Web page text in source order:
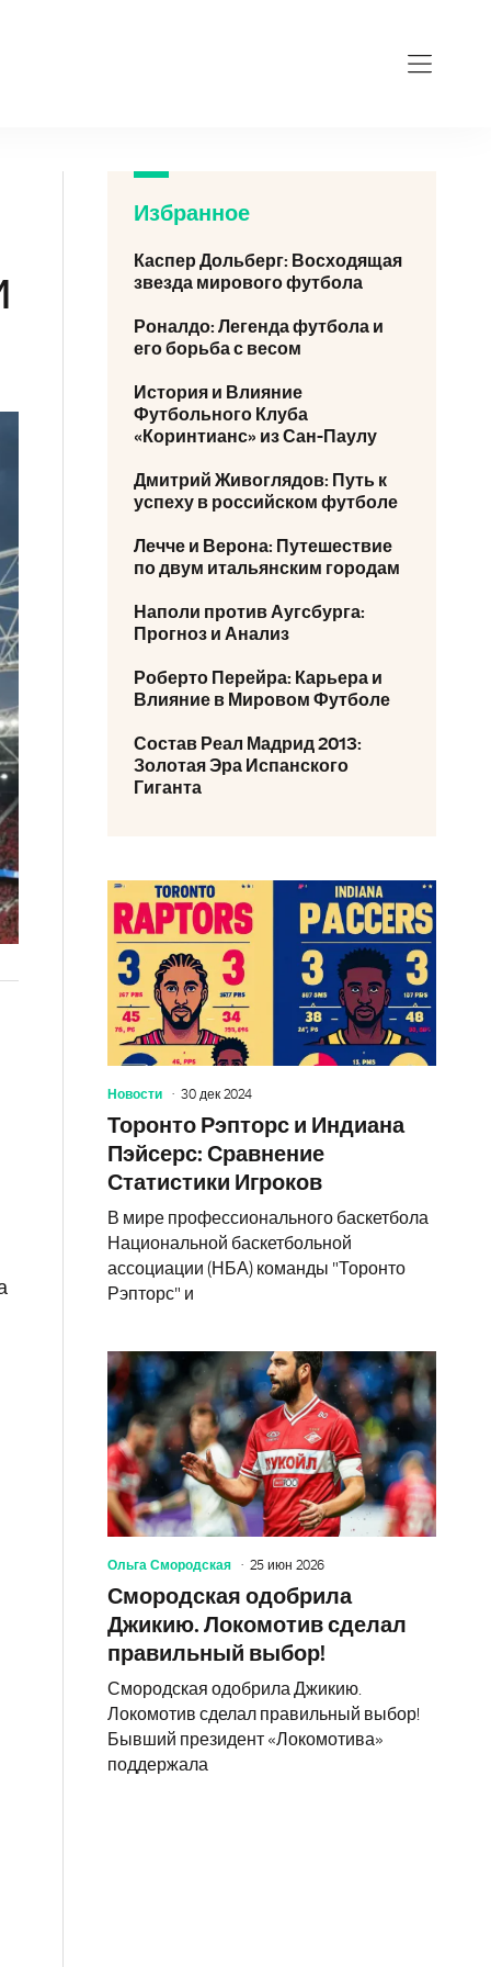
Избранное
Каспер Дольберг: Восходящая
звезда мирового футбола
Роналдо: Легенда футбола и
его борьба с весом
История и Влияние
Футбольного Клуба
«Коринтианс» из Сан-Паулу
Дмитрий Живоглядов: Путь к
успеху в российском футболе
Лечче и Верона: Путешествие
по двум итальянским городам
Наполи против Аугсбурга:
Прогноз и Анализ
Роберто Перейра: Карьера и
Влияние в Мировом Футболе
Состав Реал Мадрид 2013:
Золотая Эра Испанского
Гиганта
Новости 30 дек 2024
Торонто Рэпторс и Индиана
Пэйсерс: Сравнение
Статистики Игроков
В мире профессионального баскетбола
Национальной баскетбольной
ассоциации (НБА) команды "Торонто
Рэпторс" и
Ольга Смородская 25 июн 2026
Смородская одобрила
Джикию. Локомотив сделал
правильный выбор!
Смородская одобрила Джикию.
Локомотив сделал правильный выбор!
Бывший президент «Локомотива»
поддержала